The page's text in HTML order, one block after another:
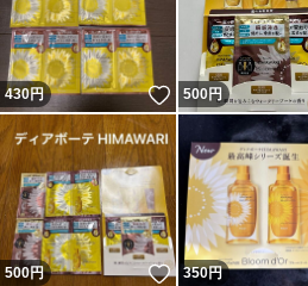
430円 いいね！
500円
500円 いいね！
350円